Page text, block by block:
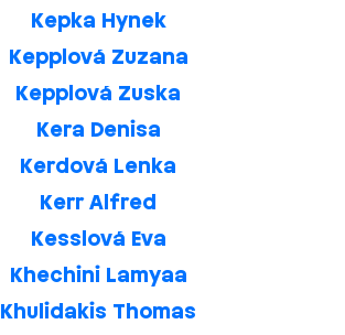
Kepka Hynek
Kepplová Zuzana
Kepplová Zuska
Kera Denisa
Kerdová Lenka
Kerr Alfred
Kesslová Eva
Khechini Lamyaa
Khulidakis Thomas